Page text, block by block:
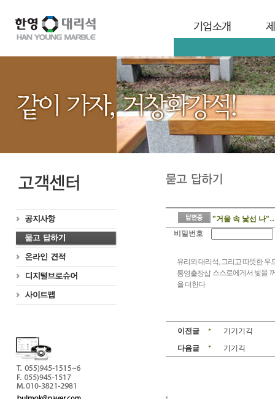
기업소개
"거울 속 낯선 나
비밀번호
유리와 대리석, 그리고 따뜻한 우
통영출장샵스스로에게서 빛을
을 더한다
이전글
기기기긱
다음글
기기긱